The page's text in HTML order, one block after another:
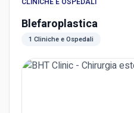
Blefaroplastica
1 Cliniche e Ospedali